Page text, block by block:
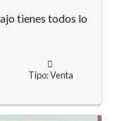
tienes todos lo
Tipo: Venta